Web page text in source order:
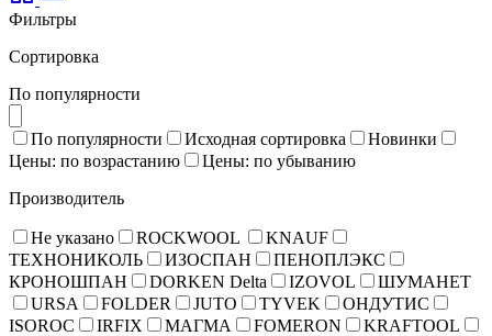
Фильтры
Сортировка
По популярности
По популярности Исходная сортировка
Новинки
Цены: по возрастанию
Цены: по убыванию
Производитель
Не указано ROCKWOOL
KNAUF
ТЕХНОНИКОЛЬ
ИЗОСПАН
ПЕНОПЛЭКС
КРОНОШПАН
DORKEN Delta IZOVOL
ШУМАНЕТ
URSA
FOLDER JUTO TYVEK
ОНДУТИС
ISOROC
IRFIX МАГМА FOMERON
KRAFTOOL